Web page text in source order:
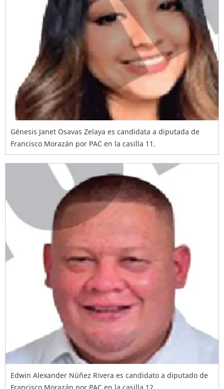
Génesis Janet Osavas Zelaya es candidata a diputada de
Francisco Morazán por PAC en la casilla 11.
Edwin Alexander Núñez Rivera es candidato a diputado de